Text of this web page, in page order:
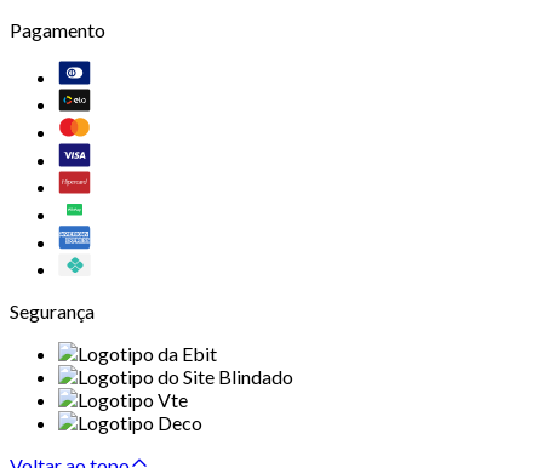
Pagamento
Segurança